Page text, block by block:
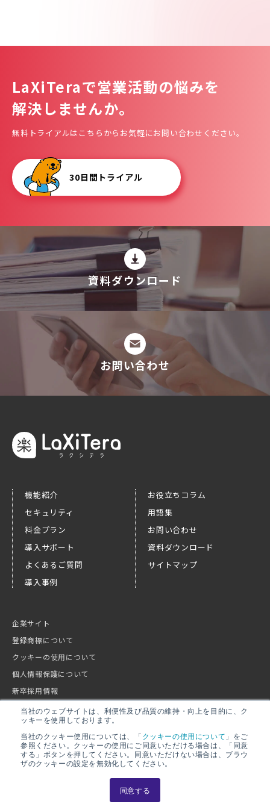
当社のウェブサイトは、利便性及び品質の維持・向上を目的に、ク
ッキーを使用しております。
当社のクッキー使用については、「クッキーの使用について 」をご
参照ください。クッキーの使用にご同意いただける場合は、「同意
する」ボタンを押してください。同意いただけない場合は、ブラウ
ザのクッキーの設定を無効化してください。
同意する
LaXiTeraで営業活動の悩みを
解決しませんか。
無料トライアルはこちらからお気軽にお問い合わせください。
30日間トライアル
資料ダウンロード
お問い合わせ
機能紹介
セキュリティ
料金プラン
導入サポート
よくあるご質問
導入事例
お役立ちコラム
用語集
お問い合わせ
資料ダウンロード
サイトマップ
企業サイト
登録商標について
クッキーの使用について
個人情報保護について
新卒採用情報
キャリア採用情報